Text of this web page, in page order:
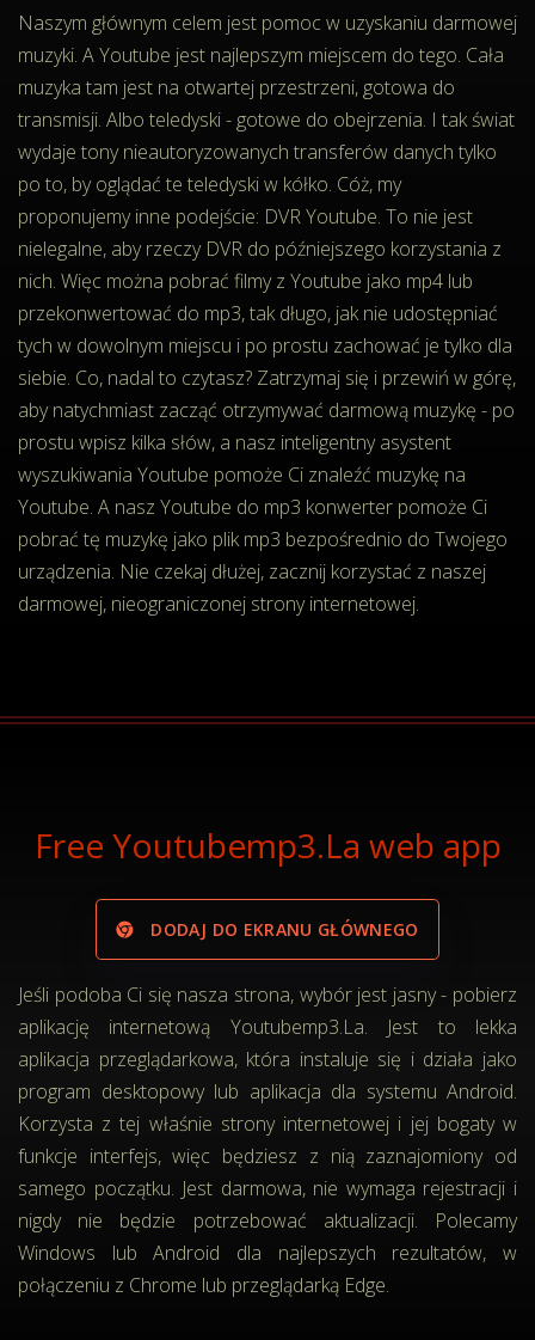
Naszym głównym celem jest pomoc w uzyskaniu darmowej
muzyki. A Youtube jest najlepszym miejscem do tego. Cała
muzyka tam jest na otwartej przestrzeni, gotowa do
transmisji. Albo teledyski - gotowe do obejrzenia. I tak świat
wydaje tony nieautoryzowanych transferów danych tylko
po to, by oglądać te teledyski w kółko. Cóż, my
proponujemy inne podejście: DVR Youtube. To nie jest
nielegalne, aby rzeczy DVR do późniejszego korzystania z
nich. Więc można pobrać filmy z Youtube jako mp4 lub
przekonwertować do mp3, tak długo, jak nie udostępniać
tych w dowolnym miejscu i po prostu zachować je tylko dla
siebie. Co, nadal to czytasz? Zatrzymaj się i przewiń w górę,
aby natychmiast zacząć otrzymywać darmową muzykę - po
prostu wpisz kilka słów, a nasz inteligentny asystent
wyszukiwania Youtube pomoże Ci znaleźć muzykę na
Youtube. A nasz Youtube do mp3 konwerter pomoże Ci
pobrać tę muzykę jako plik mp3 bezpośrednio do Twojego
urządzenia. Nie czekaj dłużej, zacznij korzystać z naszej
darmowej, nieograniczonej strony internetowej.
Free Youtubemp3.La web app
DODAJ DO EKRANU GŁÓWNEGO
Jeśli podoba Ci się nasza strona, wybór jest jasny - pobierz
aplikację internetową Youtubemp3.La. Jest to lekka
aplikacja przeglądarkowa, która instaluje się i działa jako
program desktopowy lub aplikacja dla systemu Android.
Korzysta z tej właśnie strony internetowej i jej bogaty w
funkcje interfejs, więc będziesz z nią zaznajomiony od
samego początku. Jest darmowa, nie wymaga rejestracji i
nigdy nie będzie potrzebować aktualizacji. Polecamy
Windows lub Android dla najlepszych rezultatów, w
połączeniu z Chrome lub przeglądarką Edge.